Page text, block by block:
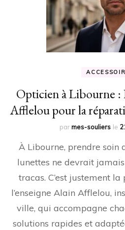
Opticien à Libourne :
Afflelou pour la
parmes-souliers le
À Libourne, prendre soin
lunettes ne devrait
tracas. C’est justement
l’enseigne Alain Afflelou,
ville, qui accompagne
solutions rapides et